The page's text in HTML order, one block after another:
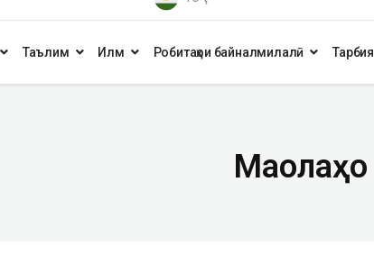
Таълим Илм Робитаҳои байналмилалӣ Тарбия
Мақолаҳо